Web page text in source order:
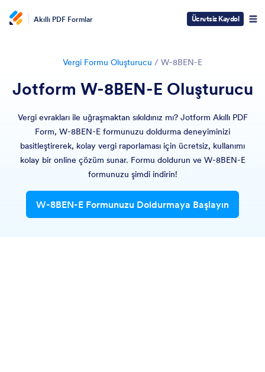
Akıllı PDF Formlar Ücretsiz Kaydol
Vergi Formu Oluşturucu / W-8BEN-E
Jotform W-8BEN-E Oluşturucu
Vergi evrakları ile uğraşmaktan sıkıldınız mı? Jotform Akıllı PDF
Form, W-8BEN-E formunuzu doldurma deneyiminizi
basitleştirerek, kolay vergi raporlaması için ücretsiz, kullanımı
kolay bir online çözüm sunar. Formu doldurun ve W-8BEN-E
formunuzu şimdi indirin!
W-8BEN-E Formunuzu Doldurmaya Başlayın